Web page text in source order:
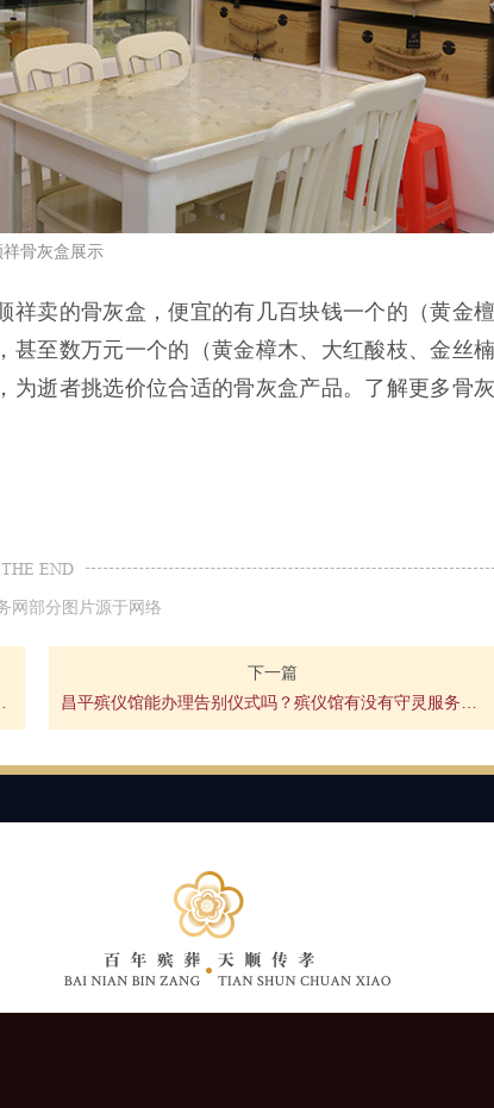
祥骨灰盒展示
祥卖的骨灰盒，便宜的有几百块钱一个的（黄金檀
甚至数万元一个的（黄金樟木、大红酸枝、金丝楠
为逝者挑选价位合适的骨灰盒产品。了解更多骨灰
THE END
网部分图片源于网络
下一篇